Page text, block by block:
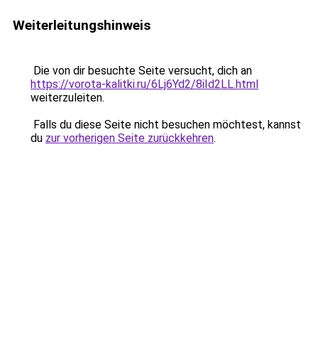
Weiterleitungshinweis
Die von dir besuchte Seite versucht, dich an
https://vorota-kalitki.ru/6Lj6Yd2/8iId2LL.html
weiterzuleiten.
Falls du diese Seite nicht besuchen möchtest, kannst
du zur vorherigen Seite zurückkehren.